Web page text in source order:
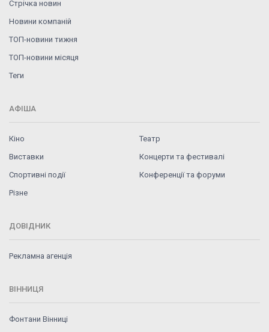
Стрічка новин
Новини компаній
ТОП-новини тижня
ТОП-новини місяця
Теги
АФІША
Кіно
Театр
Виставки
Концерти та фестивалі
Спортивні події
Конференції та форуми
Різне
ДОВІДНИК
Рекламна агенція
ВІННИЦЯ
Фонтани Вінниці